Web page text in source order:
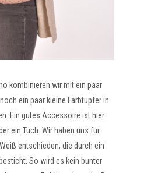
kombinieren wir mit ein paar
ein paar kleine Farbtupfer in
Ein gutes Accessoire ist hier
ein Tuch. Wir haben uns für
entschieden, die durch ein
So wird es kein bunter